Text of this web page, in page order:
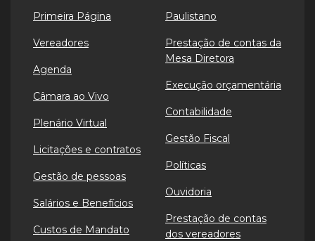
Primeira Página
Vereadores
Agenda
Câmara ao Vivo
Plenário Virtual
Licitações e contratos
Gestão de pessoas
Salários e Benefícios
Custos de Mandato
Paulistano
Prestação de contas da
Mesa Diretora
Execução orçamentária
Contabilidade
Gestão Fiscal
Políticas
Ouvidoria
Prestação de contas
dos vereadores